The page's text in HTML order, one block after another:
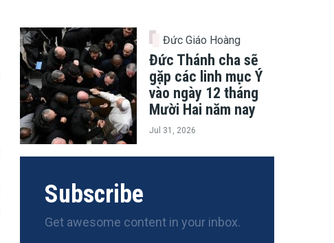
Đức Giáo Hoàng
Đức Thánh cha sẽ
gặp các linh mục Ý
vào ngày 12 tháng
Mười Hai năm nay
Jul 31, 2026
Subscribe
Get awesome content in your inbox.